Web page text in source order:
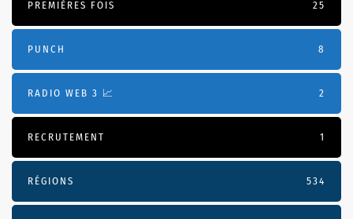
PREMIÈRES FOIS 25
PUNCH 8
RADIO WEB 3 📈 2
RECRUTEMENT 1
RÉGIONS 534